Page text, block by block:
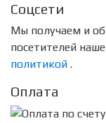
Соцсети
Мы получаем и
посетителей
политикой .
Оплата